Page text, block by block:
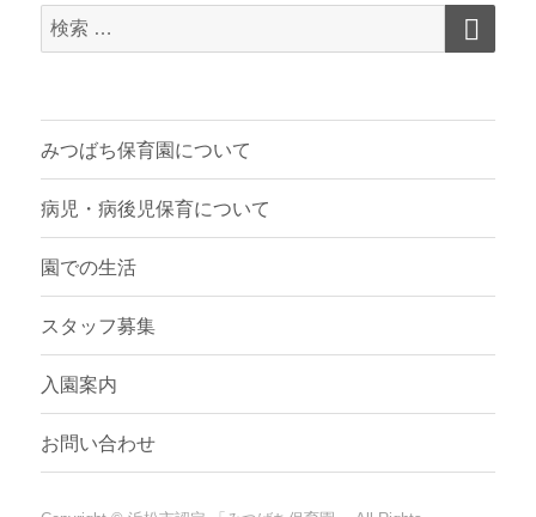
検
索
象:
検
みつばち保育園について
病児・病後児保育について
園での生活
スタッフ募集
入園案内
お問い合わせ